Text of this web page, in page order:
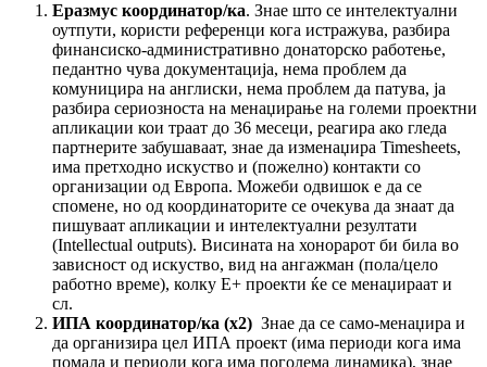
Еразмус координатор/ка. Знае што се интелектуални
оутпути, користи референци кога истражува, разбира
финансиско-административно донаторско работење,
педантно чува документација, нема проблем да
комуницира на англиски, нема проблем да патува, ја
разбира сериозноста на менаџирање на големи проектни
апликации кои траат до 36 месеци, реагира ако гледа
партнерите забушаваат, знае да изменаџира Timesheets,
има претходно искуство и (пожелно) контакти со
организации од Европа. Можеби одвишок е да се
спомене, но од координаторите се очекува да знаат да
пишуваат апликации и интелектуални резултати
(Intellectual outputs). Висината на хонорарот би била во
зависност од искуство, вид на ангажман (пола/цело
работно време), колку Е+ проекти ќе се менаџираат и
сл.
ИПА координатор/ка (х2) Знае да се само-менаџира и
да организира цел ИПА проект (има периоди кога има
помала и периоди кога има поголема динамика), знае